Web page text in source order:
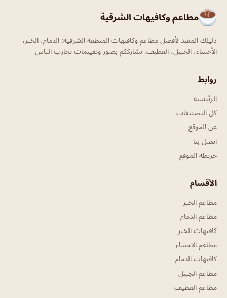
مطاعم وكافيهات الشرقية
دليلك المفيد لأفضل مطاعم وكافيهات المنطقة الشرقية: الدمام، الخبر،
الأحساء، الجبيل، القطيف. نشارككم بصور وتقييمات تجارب الناس
روابط
الرئيسية
كل التصنيفات
عن الموقع
اتصل بنا
خريطة الموقع
الأقسام
مطاعم الخبر
مطاعم الدمام
كافيهات الخبر
مطاعم الاحساء
كافيهات الدمام
مطاعم الجبيل
مطاعم القطيف